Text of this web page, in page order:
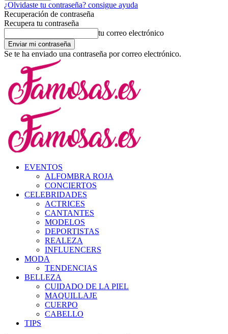
¿Olvidaste tu contraseña? consigue ayuda
Recuperación de contraseña
Recupera tu contraseña
tu correo electrónico
Se te ha enviado una contraseña por correo electrónico.
EVENTOS
ALFOMBRA ROJA
CONCIERTOS
CELEBRIDADES
ACTRICES
CANTANTES
MODELOS
DEPORTISTAS
REALEZA
INFLUENCERS
MODA
TENDENCIAS
BELLEZA
CUIDADO DE LA PIEL
MAQUILLAJE
CUERPO
CABELLO
TIPS